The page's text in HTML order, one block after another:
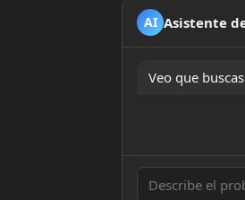
AI Asistente
Veo que